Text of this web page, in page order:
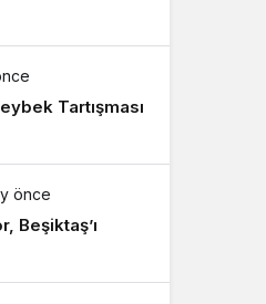
seçin.
Tartışması
önce
Beşiktaş’ı